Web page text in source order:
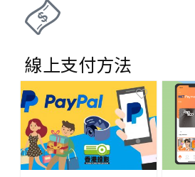
線上支付方法